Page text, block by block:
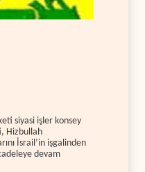
siyasi işler konsey
Hizbullah
İsrail’in işgalinden
devam